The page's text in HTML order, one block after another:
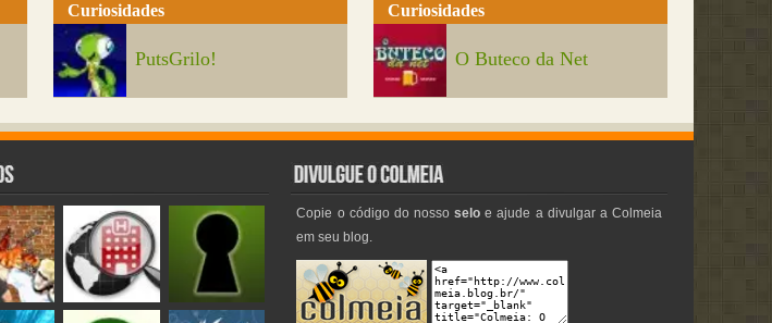
Curiosidades
PutsGrilo!
Curiosidades
O Buteco da Net
Copie o código do nossoselo e ajude a divulgar a Colmeia
em seu blog.